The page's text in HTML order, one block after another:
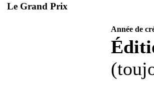
Le Grand Prix
Année de